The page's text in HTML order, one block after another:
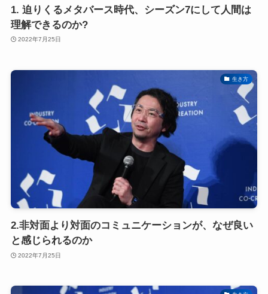
1. 迫りくるメタバース時代、シーズン7にして人間は
理解できるのか?
2022年7月25日
生き方
2.非対面より対面のコミュニケーションが、なぜ良い
と感じられるのか
2022年7月25日